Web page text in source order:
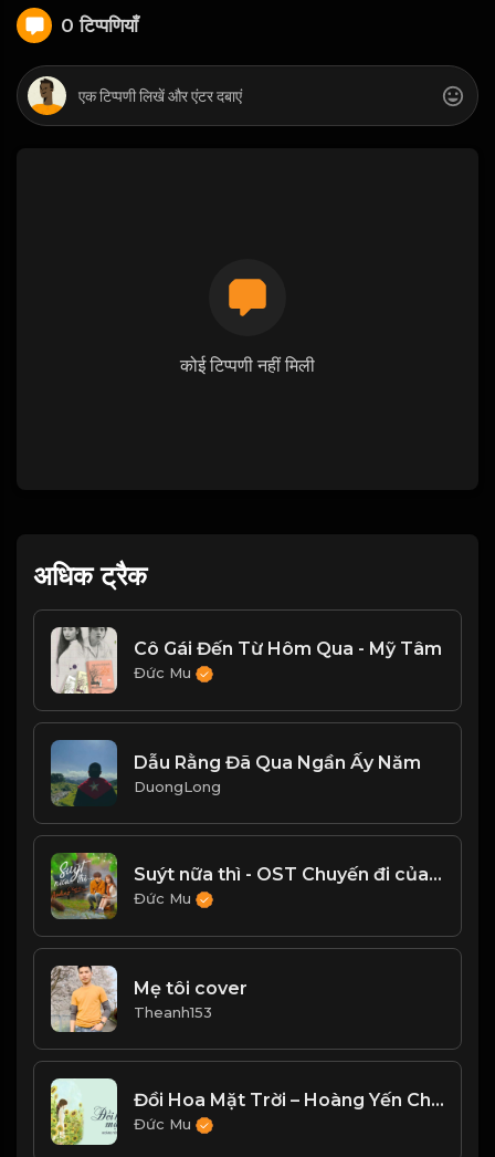
0 टिप्पणियाँ
कोई टिप्पणी नहीं मिली
अधिक ट्रैक
Cô Gái Đến Từ Hôm Qua - Mỹ Tâm
Đức Mu
Dẫu Rằng Đã Qua Ngần Ấy Năm
DuongLong
Suýt nữa thì - OST Chuyến đi của thanh xuân
Đức Mu
Mẹ tôi cover
Theanh153
Đồi Hoa Mặt Trời – Hoàng Yến Chibi
Đức Mu